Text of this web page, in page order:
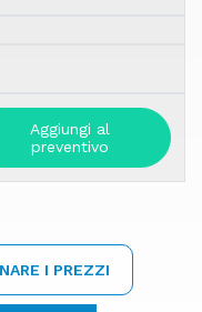
Aggiungi al
preventivo
I PREZZI